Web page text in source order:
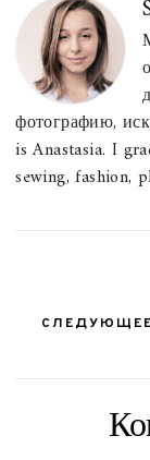
фотографию,
is Anastasia. I
sewing, fashion,
СЛЕДУЮЩЕЕ